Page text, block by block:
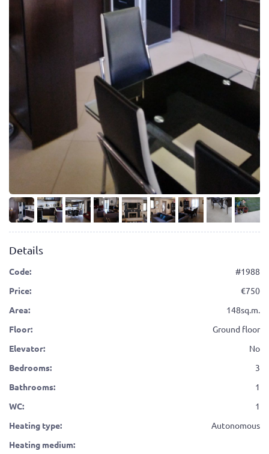
Details
Code:
#1988
Price:
750
Area:
148sq.m.
Floor:
Ground floor
Elevator:
No
Bedrooms:
3
Bathrooms:
1
WC:
1
Heating type:
Autonomous
Heating medium: